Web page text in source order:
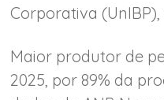
Corporativa
Maior produtor de
2025, por 89% da